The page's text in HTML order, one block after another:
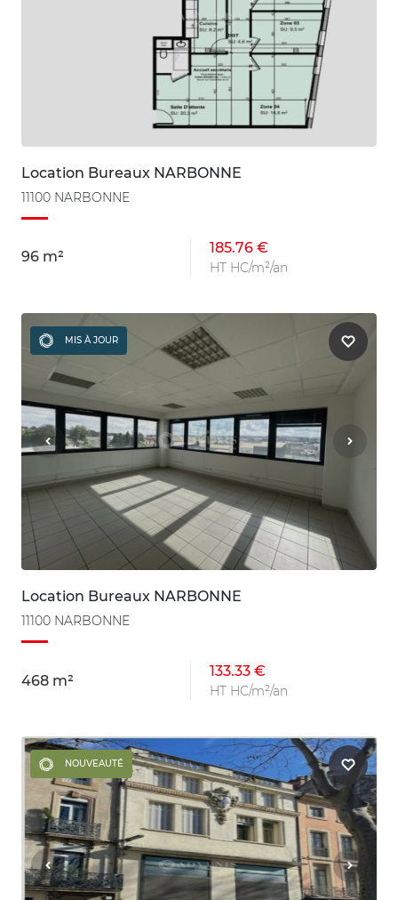
Location Bureaux NARBONNE
11100 NARBONNE
96 m²
185.76 €
HT HC/m²/an
MIS À JOUR
Location Bureaux NARBONNE
11100 NARBONNE
468 m²
133.33 €
HT HC/m²/an
NOUVEAUTÉ